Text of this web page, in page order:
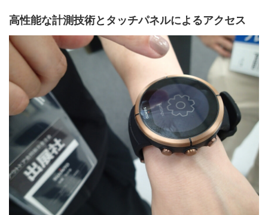
高性能な計測技術とタッチパネルによるアクセス